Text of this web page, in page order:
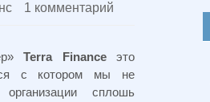
1 комментарий
Terra Financeэто
с котором мы не
сплошь